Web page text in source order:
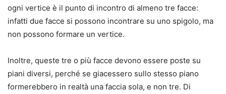
ogni vertice è il punto di incontro di almeno tre facce:
infatti due facce si possono incontrare su uno spigolo, ma
non possono formare un vertice.
Inoltre, queste tre o più facce devono essere poste su
piani diversi, perché se giacessero sullo stesso piano
formerebbero in realtà una faccia sola, e non tre. Di